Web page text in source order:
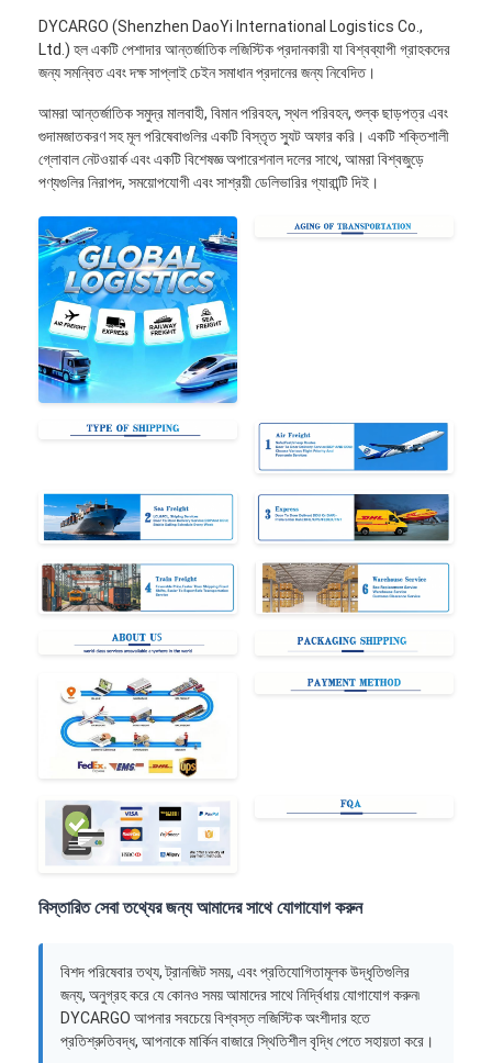
আমাজনে পাঠান
ট্রাক মালবাহী
স্টোরেজ সার্ভিস
DYCARGO (Shenzhen DaoYi International Logistics Co.,
Ltd.) হল একটি পেশাদার আন্তর্জাতিক লজিস্টিক প্রদানকারী যা বিশ্বব্যাপী গ্রাহকদের
জন্য সমন্বিত এবং দক্ষ সাপ্লাই চেইন সমাধান প্রদানের জন্য নিবেদিত।
আমরা আন্তর্জাতিক সমুদ্র মালবাহী, বিমান পরিবহন, স্থল পরিবহন, শুল্ক ছাড়পত্র এবং
গুদামজাতকরণ সহ মূল পরিষেবাগুলির একটি বিস্তৃত স্যুট অফার করি। একটি শক্তিশালী
গ্লোবাল নেটওয়ার্ক এবং একটি বিশেষজ্ঞ অপারেশনাল দলের সাথে, আমরা বিশ্বজুড়ে
পণ্যগুলির নিরাপদ, সময়োপযোগী এবং সাশ্রয়ী ডেলিভারির গ্যারান্টি দিই।
বিস্তারিত সেবা তথ্যের জন্য আমাদের সাথে যোগাযোগ করুন
বিশদ পরিষেবার তথ্য, ট্রানজিট সময়, এবং প্রতিযোগিতামূলক উদ্ধৃতিগুলির
জন্য, অনুগ্রহ করে যে কোনও সময় আমাদের সাথে নির্দ্বিধায় যোগাযোগ করুন৷
DYCARGO আপনার সবচেয়ে বিশ্বস্ত লজিস্টিক অংশীদার হতে
প্রতিশ্রুতিবদ্ধ, আপনাকে মার্কিন বাজারে স্থিতিশীল বৃদ্ধি পেতে সহায়তা করে।